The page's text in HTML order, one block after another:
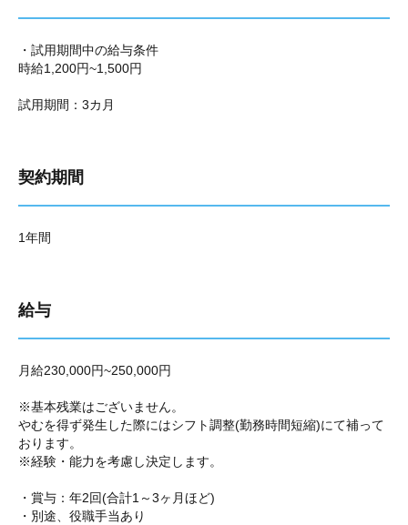
・試用期間中の給与条件
時給1,200円~1,500円
試用期間：3カ月
契約期間
1年間
給与
月給230,000円~250,000円
※基本残業はございません。
やむを得ず発生した際にはシフト調整(勤務時間短縮)にて補って
おります。
※経験・能力を考慮し決定します。
・賞与：年2回(合計1～3ヶ月ほど)
・別途、役職手当あり